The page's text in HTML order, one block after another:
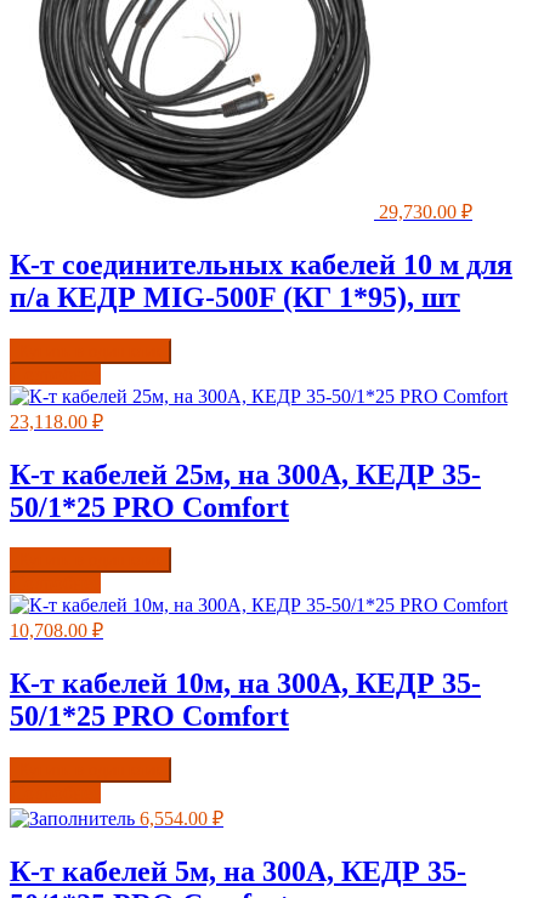
29,730.00 ₽
К-т соединительных кабелей 10 м для
п/а КЕДР MIG-500F (КГ 1*95), шт
23,118.00 ₽
К-т кабелей 25м, на 300А, КЕДР 35-
50/1*25 PRO Comfort
10,708.00 ₽
К-т кабелей 10м, на 300А, КЕДР 35-
50/1*25 PRO Comfort
6,554.00 ₽
К-т кабелей 5м, на 300А, КЕДР 35-